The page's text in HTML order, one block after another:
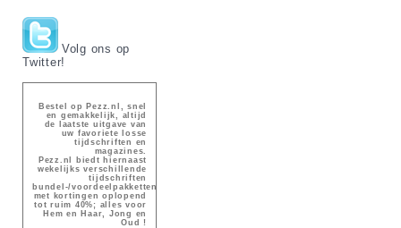
Volg ons op
Twitter!
Bestel op Pezz.nl, snel
en gemakkelijk, altijd
de laatste uitgave van
uw favoriete losse
tijdschriften en
magazines.
Pezz.nl biedt hiernaast
wekelijks verschillende
tijdschriften
bundel-/voordeelpakketten
met kortingen oplopend
tot ruim 40%; alles voor
Hem en Haar, Jong en
Oud !